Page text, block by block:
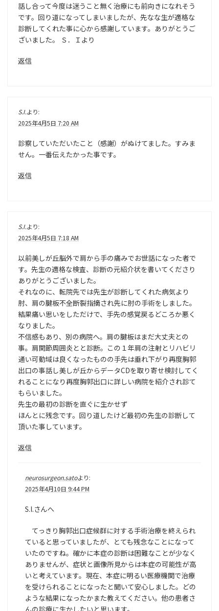
話し合って今度は迷うこと無く治療にも前向きになれそう
です。回り道になってしまいましたが、先なな生が適格な
診断してくれた事に心から感謝しています。ありがとうご
ざいました。 Ｓ．Ｉより
返信
S.I.より:
2025年4月5日 7:20 AM
診察していただいたこと（感謝）がぬけてました。すみま
せん。一番伝えたかった事です。
返信
S.I.より:
2025年4月5日 7:18 AM
以前美しが丘脳外で肩から手の痛みでお世話になった者で
す。先生の適格な検査、診断の元紹介状を書いてくださり
ありがとうございました。
それなのに、転院先では先生が診断してくれた病気より
肘、肩の腱板不全断裂指摘され先に肘の手術をしました。
結果痛い思いをしただけで、手先の感覚戻るどころか悪く
なりました。
不信感もあり、別の病院へ。肩の腱板はまだ大丈夫との
事。肩関節周囲炎とと診断。この１年肩の注射とリハビリ
通い可動域は良くなったものの手先は垂れ下がり再度胸郭
出口の事話し美しが丘からデータCDを取り寄せ検討してく
れることになり再度胸郭出口に詳しい病院を紹介され診て
もらいました。
先生の最初の診断を直ぐに生かせず
ほんとに残念です。回り道したけど最初の先生の診断して
頂いた事しています。
返信
neurosurgeon.satoより:
2025年4月10日 9:44 PM
S.I.さんへ
てっきり胸郭出口症候群に対する手術治療を終えられ
ていると思っていましたが、とても残念なことになって
いたのですね。確かに本症の診断は困難なことが少なく
ありませんが、症状と画像所見からは本症の可能性が高
いと考えています。現在、本症に明るい医療機関で治療
を受けられることになったと聞いて安心しました。どの
ような結果になったかまた教えてください。他の患者さ
んの診療に生かしたいと思います。